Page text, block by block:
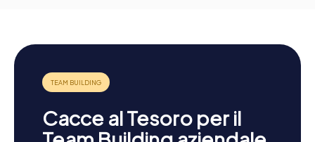
Cacce al Tesoro per il